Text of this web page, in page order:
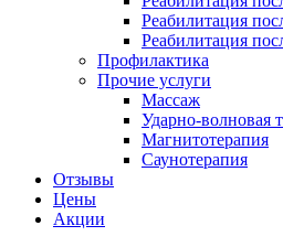
Реабилитация
Реабилитация
Профилактика
Прочие услуги
Массаж
Ударно-волновая
Магнитотерапия
Саунотерапия
Отзывы
Цены
Акции